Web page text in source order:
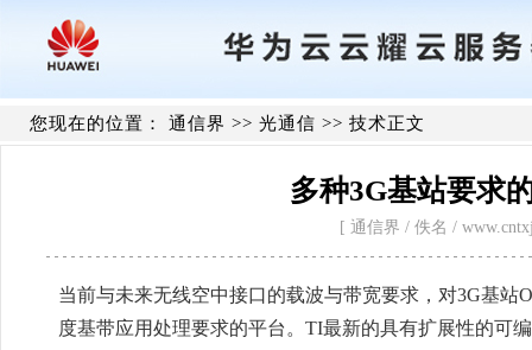
您现在的位置： 通信界 >> 光通信 >> 技术正文
多种3G基站要求
[ 通信界 / 佚名 /
当前与未来无线空中接口的载波与带宽要求，对3G基
度基带应用处理要求的平台。TI最新的具有扩展性的可